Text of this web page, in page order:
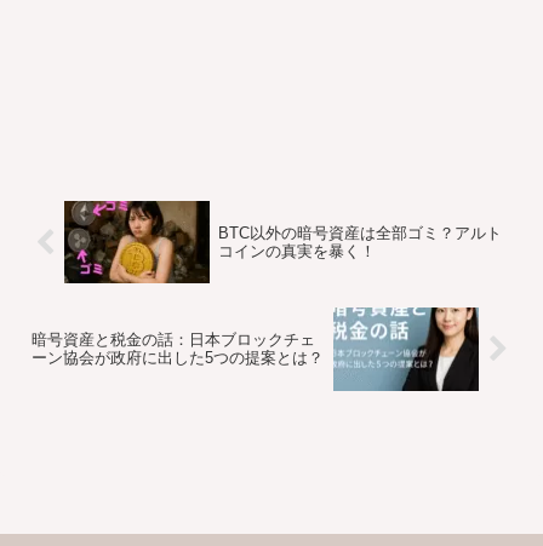
BTC以外の暗号資産は全部ゴミ？アルト
コインの真実を暴く！
暗号資産と税金の話：日本ブロックチェ
ーン協会が政府に出した5つの提案とは？